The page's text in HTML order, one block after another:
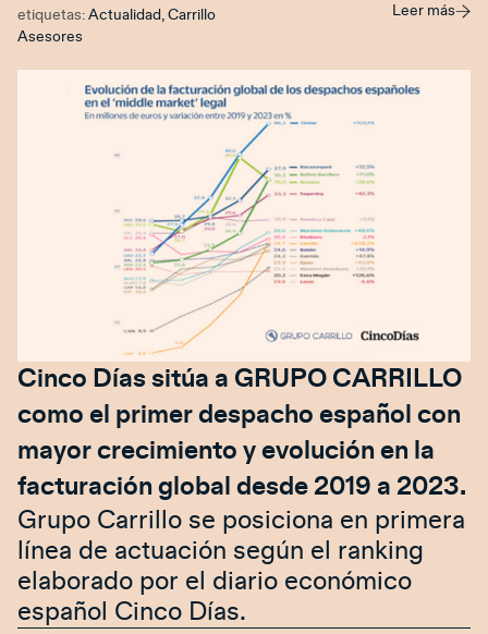
etiquetas: Actualidad , Carrillo
Asesores
Leer más
Cinco Días sitúa a GRUPO CARRILLO
como el primer despacho español con
mayor crecimiento y evolución en la
facturación global desde 2019 a 2023.
Grupo Carrillo se posiciona en primera
línea de actuación según el ranking
elaborado por el diario económico
español Cinco Días.